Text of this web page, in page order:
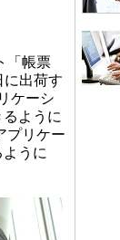
「帳票
に出荷す
ケーシ
ように
プリケー
うに